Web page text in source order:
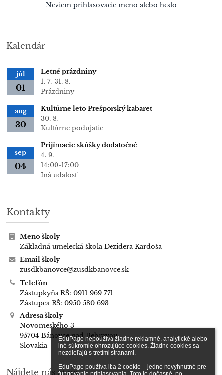
EduPage nepoužíva žiadne reklamné, analytické alebo
iné súkromie ohrozujúce cookies. Žiadne cookies sa
nezdieľajú s tretími stranami.
EduPage používa iba 2 cookie – jedno nevyhnutné pre
fungovanie prihlasovania. Toto je dočasné, po
Neviem prihlasovacie meno alebo heslo
Kalendár
júl
01
Letné prázdniny
1. 7.-31. 8.
Prázdniny
aug
30
Kultúrne leto Prešporský kabaret
30. 8.
Kultúrne podujatie
sep
04
Prijímacie skúšky dodatočné
4. 9.
14:00-17:00
Iná udalosť
Kontakty
Meno školy
Základná umelecká škola Dezidera Kardoša
Email školy
zusdkbanovce@zusdkbanovce.sk
Telefón
Zástupkyňa RŠ: 0911 969 771
Zástupca RŠ: 0950 580 693
Adresa školy
Novomeského 3
95704 Bánovce nad Bebravou
Slovakia
Nájdete nás aj na